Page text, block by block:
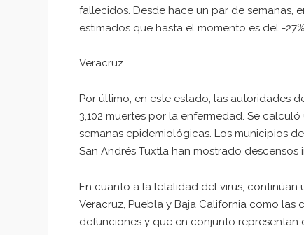
fallecidos. Desde hace un par de semanas,
estimados que hasta el momento es del -
Veracruz
Por último, en este estado, las autoridades
3,102 muertes por la enfermedad. Se
semanas epidemiológicas. Los municipios
San Andrés Tuxtla han mostrado descensos
En cuanto a la letalidad del virus,
Veracruz, Puebla y Baja California como
defunciones y que en conjunto representan